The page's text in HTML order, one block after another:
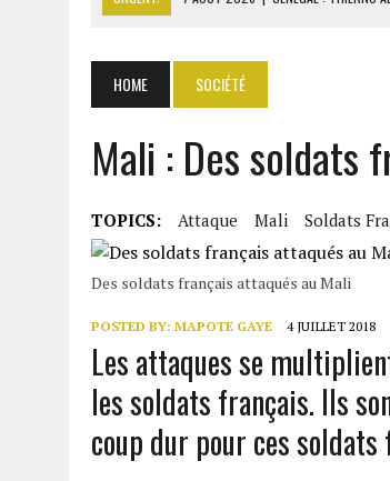
GAZ GTA : KOSMOS ENERGY
7 AOÛT 2026 | OUATTARA APPELLE À L’UNION
7 AOÛT 2026 | CÔTE D’IVOIRE : OUATTARA
HOME SOCIÉTÉ
Mali : Des soldats
TOPICS: Attaque Mali Soldats
Des soldats français attaqués au Mali
POSTED BY: MAPOTE GAYE 4 JUILLET 2018
Les attaques se
les soldats français. Ils
coup dur pour ces soldats